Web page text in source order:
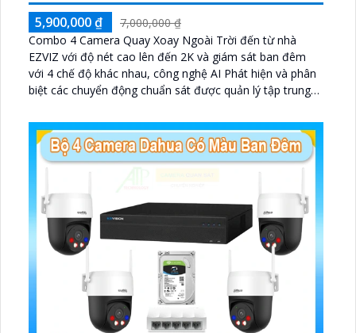
5,900,000 ₫
7,000,000 ₫
Combo 4 Camera Quay Xoay Ngoài Trời đến từ nhà
EZVIZ với độ nét cao lên đến 2K và giám sát ban đêm
với 4 chế độ khác nhau, công nghệ AI Phát hiện và phân
biệt các chuyển động chuẩn sát được quản lý tập trung